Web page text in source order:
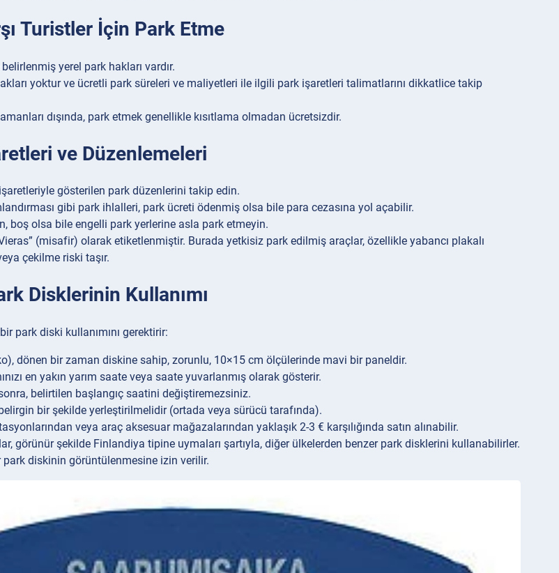
Turistler İçin Park Etme
yerel park hakları vardır.
yoktur ve ücretli park süreleri ve maliyetleri ile ilgili park işaretleri talimatlarını dikkatlice takip
dışında, park etmek genellikle kısıtlama olmadan ücretsizdir.
ve Düzenlemeleri
gösterilen park düzenlerini takip edin.
gibi park ihlalleri, park ücreti ödenmiş olsa bile para cezasına yol açabilir.
boş olsa bile engelli park yerlerine asla park etmeyin.
(misafir) olarak etiketlenmiştir. Burada yetkisiz park edilmiş araçlar, özellikle yabancı plakalı
çekilme riski taşır.
Disklerinin Kullanımı
park diski kullanımını gerektirir:
dönen bir zaman diskine sahip, zorunlu, 10×15 cm ölçülerinde mavi bir paneldir.
en yakın yarım saate veya saate yuvarlanmış olarak gösterir.
belirtilen başlangıç saatini değiştiremezsiniz.
bir şekilde yerleştirilmelidir (ortada veya sürücü tarafında).
veya araç aksesuar mağazalarından yaklaşık 2-3 € karşılığında satın alınabilir.
görünür şekilde Finlandiya tipine uymaları şartıyla, diğer ülkelerden benzer park disklerini kullanabilirler.
park diskinin görüntülenmesine izin verilir.